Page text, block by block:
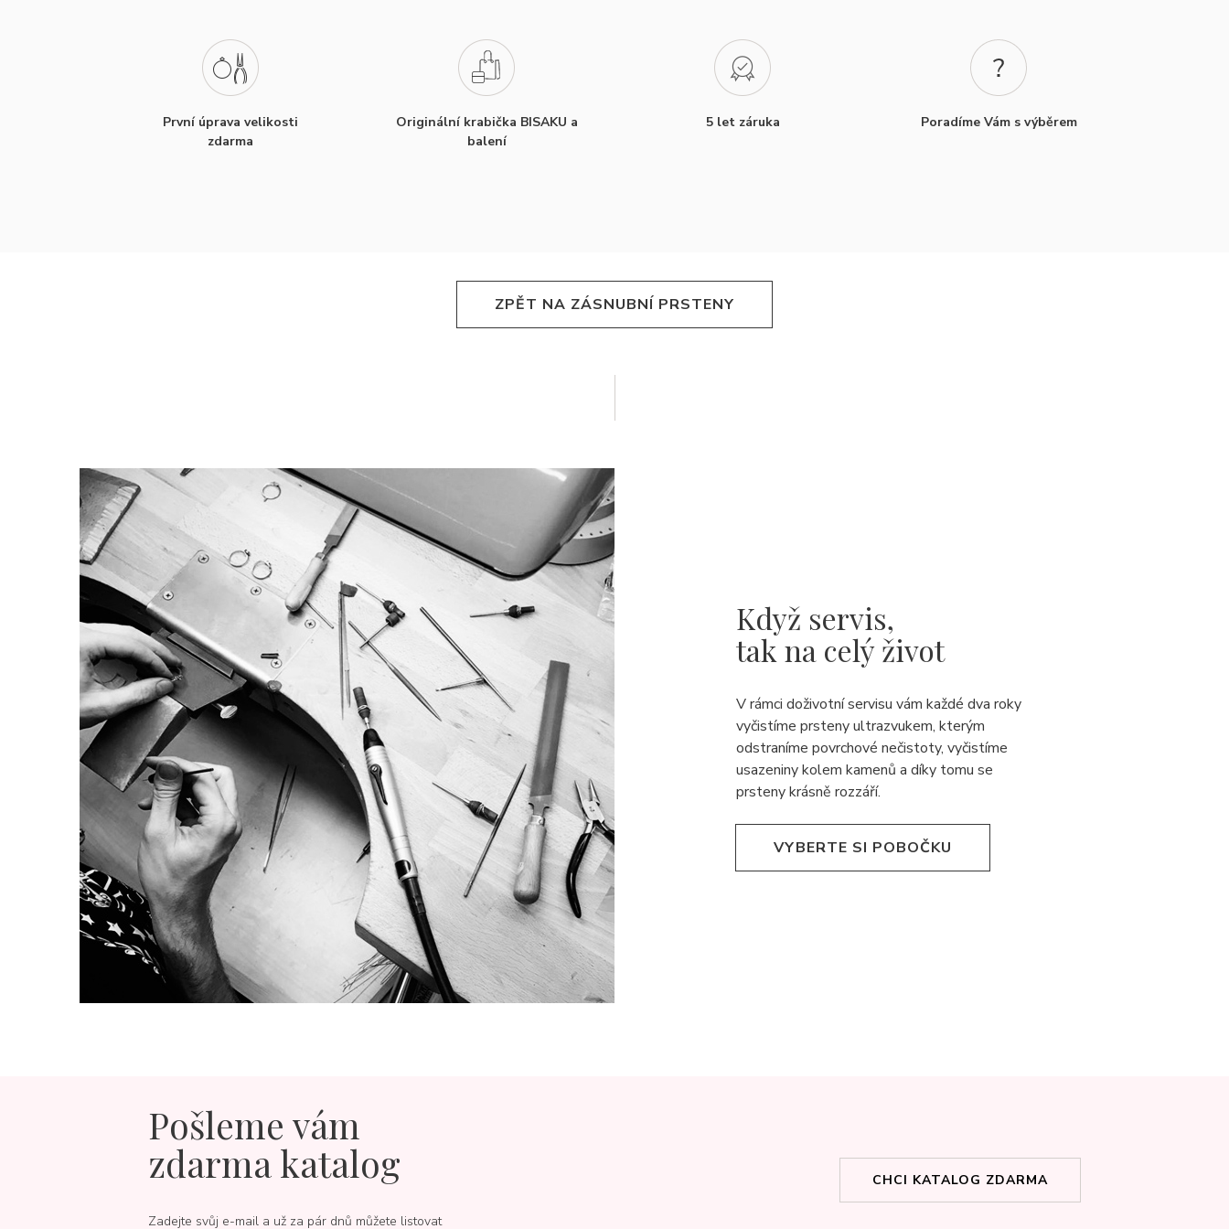
První úprava velikosti
zdarma
Originální krabička BISAKU a
balení
5 let záruka Poradíme Vám s výběrem
ZPĚT NA ZÁSNUBNÍ PRSTENY
Když servis,
tak na celý život
V rámci doživotní servisu vám každé dva roky
vyčistíme prsteny ultrazvukem, kterým
odstraníme povrchové nečistoty, vyčistíme
usazeniny kolem kamenů a díky tomu se
prsteny krásně rozzáří.
VYBERTE SI POBOČKU
Pošleme vám
zdarma katalog
Zadejte svůj e-mail a už za pár dnů můžete listovat
CHCI KATALOG ZDARMA